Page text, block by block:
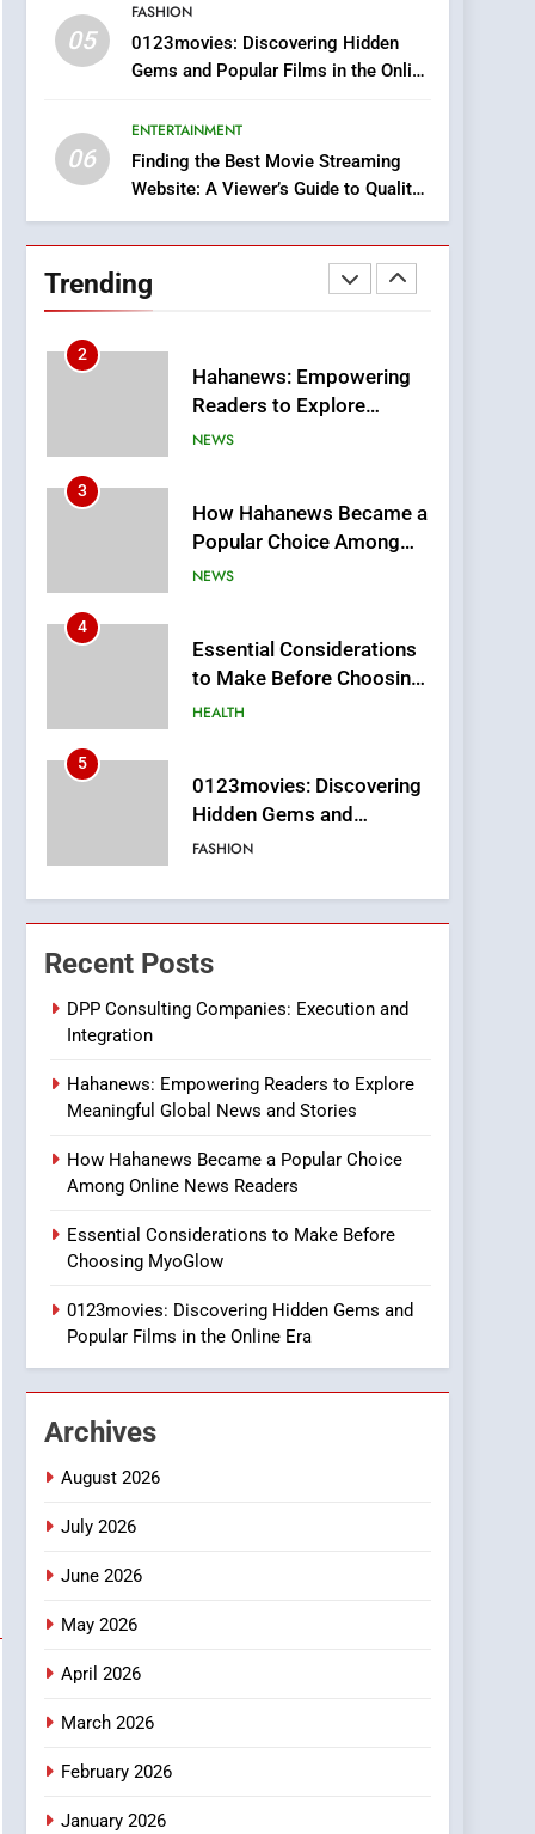
05
FASHION
0123movies: Discovering Hidden
Gems and Popular Films in the Online
06
ENTERTAINMENT
Finding the Best Movie Streaming
Website: A Viewer’s Guide to Quality
Streaming Platforms
Trending
Fit In?
Discover a Bold
Geometric Style for Your
Smartphone
BUSINESS
1
DPP Consulting
Companies: Execution
and Integration
2
Hahanews: Empowering
Readers to Explore
Meaningful Global News
NEWS
3
How Hahanews Became a
Popular Choice Among
Online News Readers
NEWS
4
Essential Considerations
to Make Before Choosing
MyoGlow
HEALTH
5
0123movies: Discovering
Hidden Gems and
Popular Films in the
FASHION
6
Finding the Best Movie
Streaming Website: A
Viewer’s Guide to Quality
Streaming Platforms
7
Online Pharmacies: Where
Does Intex Pharma Shop
HEALTH
8
iPhone17 Zigzag Case:
Discover a Bold
Geometric Style for Your
BUSINESS
1
DPP Consulting
and Integration
BUSINESS
2
3
4
Recent Posts
DPP Consulting Companies: Execution and
Integration
Hahanews: Empowering Readers to Explore
Meaningful Global News and Stories
How Hahanews Became a Popular Choice
Among Online News Readers
Essential Considerations to Make Before
Choosing MyoGlow
0123movies: Discovering Hidden Gems and
Popular Films in the Online Era
Archives
August 2026
July 2026
June 2026
May 2026
April 2026
March 2026
February 2026
January 2026